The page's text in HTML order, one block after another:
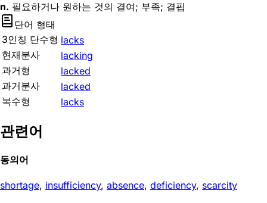
n. 필요하거나 원하는 것의 결여; 부족; 결핍
단어 형태
3인칭 단수형 lacks
현재분사
lacking
과거형
lacked
과거분사
lacked
복수형
lacks
관련어
동의어
shortage, insufficiency, absence, deficiency, scarcity